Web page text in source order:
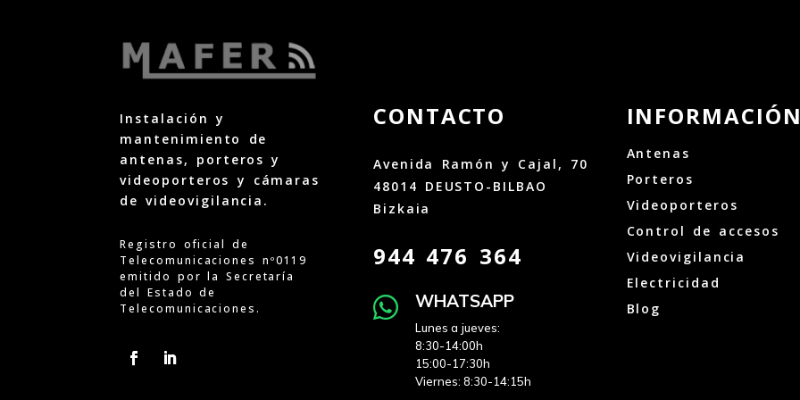
Instalación y
mantenimiento de
antenas, porteros y
videoporteros y cámaras
de videovigilancia.
Registro oficial de
Telecomunicaciones nº0119
emitido por la Secretaría
del Estado de
Telecomunicaciones.
CONTACTO
Avenida Ramón y Cajal, 70
48014 DEUSTO-BILBAO
Bizkaia
944 476 364
 WHATSAPP
Lunes a jueves:
8:30-14:00h
15:00-17:30h
Viernes: 8:30-14:15h
Antenas
Porteros
Videoporteros
Control de accesos
Videovigilancia
Electricidad
Blog